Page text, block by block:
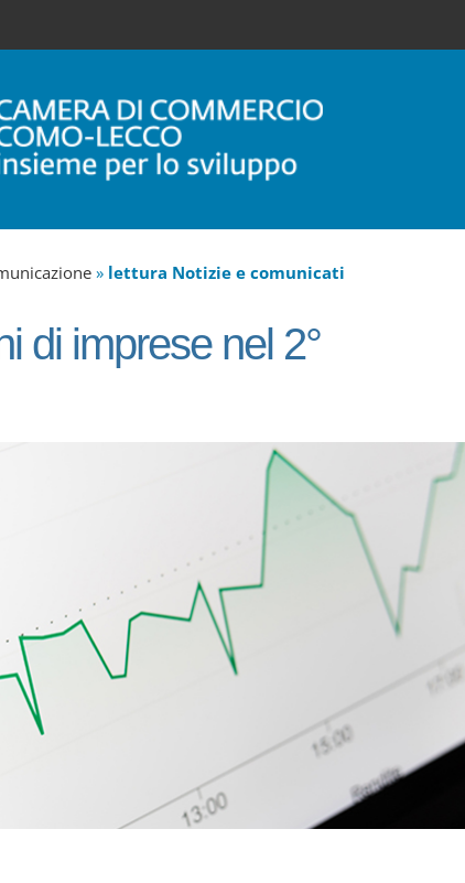
» lettura Notizie e comunicati
di imprese nel 2°